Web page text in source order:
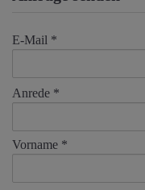
E-Mail
Anrede
Vorname